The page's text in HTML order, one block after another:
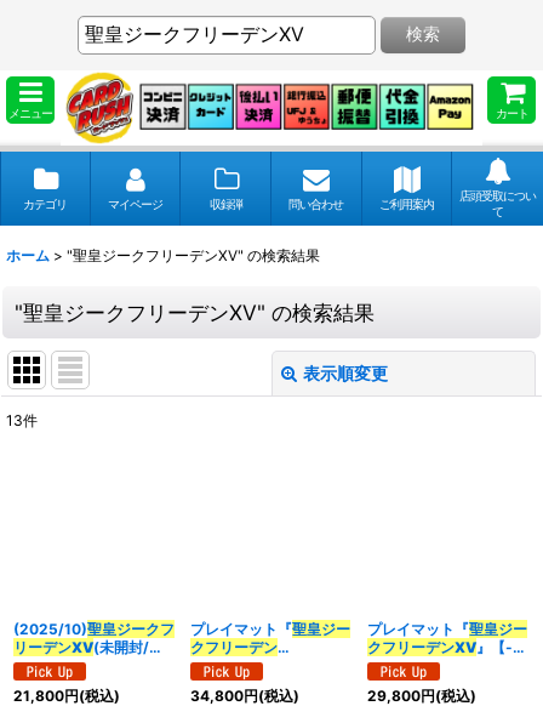
メニュー カート
検索
カテゴリ マイページ 収録弾 問い合わせ ご利用案内
店頭受取につい
て
ホーム > "聖皇ジークフリーデンXV" の検索結果
"聖皇ジークフリーデンXV" の検索結果
表示順変更
絞り込む
13件
(2025/10)聖皇ジークフ
リーデンXV(未開封/シ
リアルNo入り)【XV】
{BS66-XV02}《多》
21,800円(税込)
プレイマット『聖皇ジー
クフリーデン
XV(CHAMPION)』
【-】{-}《サプライ》
34,800円(税込)
プレイマット『聖皇ジー
クフリーデンXV』【-】
{-}《サプライ》
29,800円(税込)